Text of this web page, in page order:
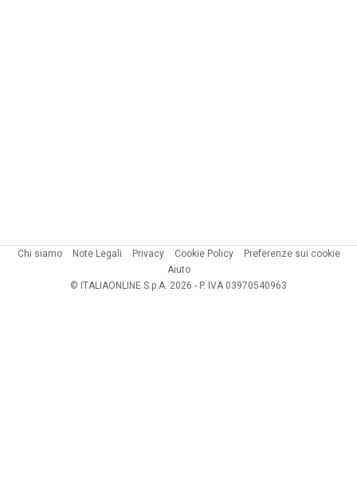
Chi siamo Note Legali Privacy Cookie Policy
Preferenze sui cookie
Aiuto
© ITALIAONLINE S.p.A. 2026 - P. IVA 03970540963